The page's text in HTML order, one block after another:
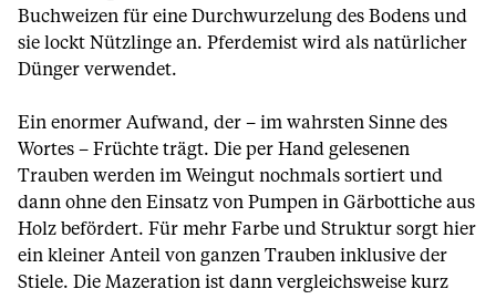
Buchweizen für eine Durchwurzelung des Bodens und
sie lockt Nützlinge an. Pferdemist wird als natürlicher
Dünger verwendet.
Ein enormer Aufwand, der – im wahrsten Sinne des
Wortes – Früchte trägt. Die per Hand gelesenen
Trauben werden im Weingut nochmals sortiert und
dann ohne den Einsatz von Pumpen in Gärbottiche aus
Holz befördert. Für mehr Farbe und Struktur sorgt hier
ein kleiner Anteil von ganzen Trauben inklusive der
Stiele. Die Mazeration ist dann vergleichsweise kurz